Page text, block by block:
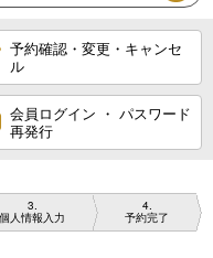
予約確認・変更・キャンセ
ル
会員ログイン ・ パスワード
再発行
3
個人情報入力
4
予約完了